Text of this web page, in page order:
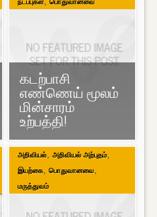
நடப்புகள் பொதுவானவை
கடற்பாசி
எண்ணெய் மூலம்
மின்சாரம்
உற்பத்தி!
அறிவியல், அறிவியல் அற்புதம்,
இயற்கை, பொதுவானவை,
மருத்துவம்